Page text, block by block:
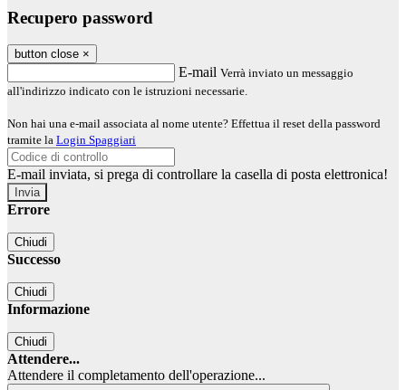
Recupero password
button close ×
E-mail Verrà inviato un messaggio
all'indirizzo indicato con le istruzioni necessarie.
Non hai una e-mail associata al nome utente? Effettua il reset della password
tramite la Login Spaggiari
E-mail inviata, si prega di controllare la casella di posta elettronica!
Errore
Chiudi
Successo
Chiudi
Informazione
Chiudi
Attendere...
Attendere il completamento dell'operazione...